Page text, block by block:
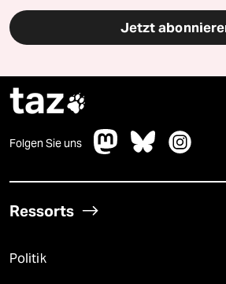
Jetzt
taz
Folgen Sie uns
Ressorts
Politik